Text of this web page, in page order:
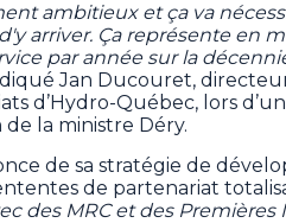
ambitieux et ça va
arriver. Ça représente en
par année sur la
Jan Ducouret,
d’Hydro-Québec, lors
de la ministre Déry.
de sa stratégie de
de partenariat
des MRC et des